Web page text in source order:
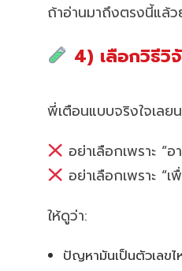
ถ้าอ่านมาถึงตรงนี้แล้
4) เลือกวิธีวิ
พี่เตือนแบบจริงใจเลย
อย่าเลือกเพราะ “
อย่าเลือกเพราะ “
ให้ดูว่า:
ปัญหามันเป็นตัวเลข